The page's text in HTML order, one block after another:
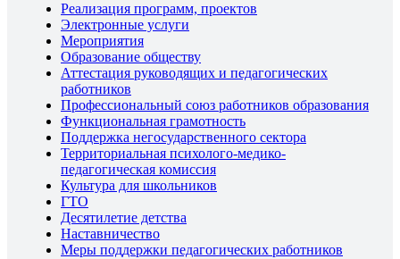
Реализация программ, проектов
Электронные услуги
Мероприятия
Образование обществу
Аттестация руководящих и педагогических
работников
Профессиональный союз работников образования
Функциональная грамотность
Поддержка негосударственного сектора
Территориальная психолого-медико-
педагогическая комиссия
Культура для школьников
ГТО
Десятилетие детства
Наставничество
Меры поддержки педагогических работников